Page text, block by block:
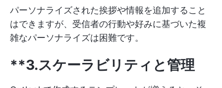
パーソナライズされた挨拶や情報を追加すること
はできますが、受信者の行動や好みに基づいた複
雑なパーソナライズは困難です。
**3.スケーラビリティと管理